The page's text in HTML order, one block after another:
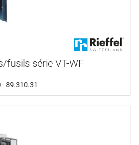
fusils série VT-WF
89.310.31